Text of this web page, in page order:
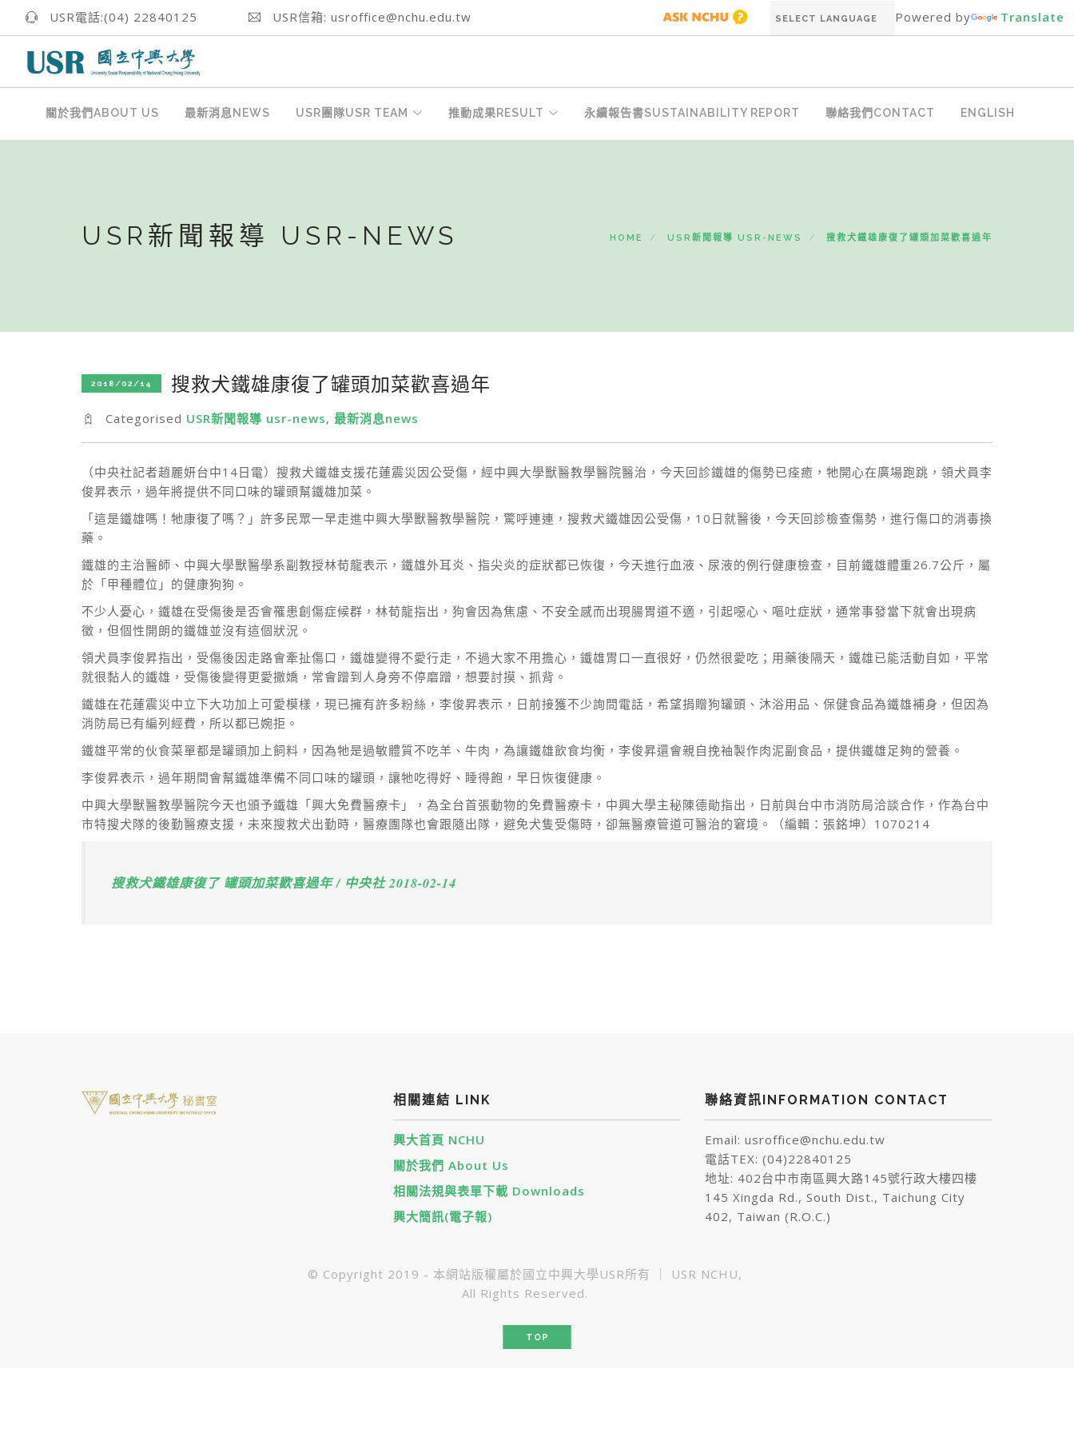
USR電話:(04) 22840125 USR信箱: usroffice@nchu.edu.tw Powered by Translate
關於我們ABOUT US 最新消息NEWS USR團隊USR TEAM 推動成果RESULT 永續報告書SUSTAINABILITY REPORT 聯絡我們CONTACT ENGLISH
USR新聞報導 USR-NEWS HOME USR新聞報導 USR-NEWS 搜救犬鐵雄康復了罐頭加菜歡喜過年
2018/02/14 搜救犬鐵雄康復了罐頭加菜歡喜過年
Categorised USR新聞報導 usr-news, 最新消息news
（中央社記者趙麗妍台中14日電）搜救犬鐵雄支援花蓮震災因公受傷，經中興大學獸醫教學醫院醫治，今天回診鐵雄的傷勢已痊癒，牠開心在廣場跑跳，領犬員李
俊昇表示，過年將提供不同口味的罐頭幫鐵雄加菜。
「這是鐵雄嗎！牠康復了嗎？」許多民眾一早走進中興大學獸醫教學醫院，驚呼連連，搜救犬鐵雄因公受傷，10日就醫後，今天回診檢查傷勢，進行傷口的消毒換
藥。
鐵雄的主治醫師、中興大學獸醫學系副教授林荀龍表示，鐵雄外耳炎、指尖炎的症狀都已恢復，今天進行血液、尿液的例行健康檢查，目前鐵雄體重26.7公斤，屬
於「甲種體位」的健康狗狗。
不少人憂心，鐵雄在受傷後是否會罹患創傷症候群，林荀龍指出，狗會因為焦慮、不安全感而出現腸胃道不適，引起噁心、嘔吐症狀，通常事發當下就會出現病
徵，但個性開朗的鐵雄並沒有這個狀況。
領犬員李俊昇指出，受傷後因走路會牽扯傷口，鐵雄變得不愛行走，不過大家不用擔心，鐵雄胃口一直很好，仍然很愛吃；用藥後隔天，鐵雄已能活動自如，平常
就很黏人的鐵雄，受傷後變得更愛撒嬌，常會蹭到人身旁不停磨蹭，想要討摸、抓背。
鐵雄在花蓮震災中立下大功加上可愛模樣，現已擁有許多粉絲，李俊昇表示，日前接獲不少詢問電話，希望捐贈狗罐頭、沐浴用品、保健食品為鐵雄補身，但因為
消防局已有編列經費，所以都已婉拒。
鐵雄平常的伙食菜單都是罐頭加上飼料，因為牠是過敏體質不吃羊、牛肉，為讓鐵雄飲食均衡，李俊昇還會親自挽袖製作肉泥副食品，提供鐵雄足夠的營養。
李俊昇表示，過年期間會幫鐵雄準備不同口味的罐頭，讓牠吃得好、睡得飽，早日恢復健康。
中興大學獸醫教學醫院今天也頒予鐵雄「興大免費醫療卡」，為全台首張動物的免費醫療卡，中興大學主秘陳德勛指出，日前與台中市消防局洽談合作，作為台中
市特搜犬隊的後勤醫療支援，未來搜救犬出勤時，醫療團隊也會跟隨出隊，避免犬隻受傷時，卻無醫療管道可醫治的窘境。（編輯：張銘坤）1070214
搜救犬鐵雄康復了 罐頭加菜歡喜過年 / 中央社 2018-02-14
相關連結 LINK
興大首頁 NCHU
關於我們 About Us
相關法規與表單下載 Downloads
興大簡訊(電子報)
聯絡資訊INFORMATION CONTACT
Email: usroffice@nchu.edu.tw
電話TEX: (04)22840125
地址: 402台中市南區興大路145號行政大樓四樓
145 Xingda Rd., South Dist., Taichung City
402, Taiwan (R.O.C.)
© Copyright 2019 - 本網站版權屬於國立中興大學USR所有 ｜ USR NCHU,
All Rights Reserved.
TOP